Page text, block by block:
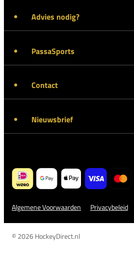
Advies nodig?
PassaSports
Contact
Nieuwsbrief
Algemene Voorwaarden Privacybeleid
© 2026 HockeyDirect.nl